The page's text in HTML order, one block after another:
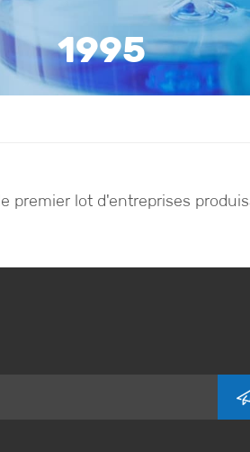
1995
premier lot d'entreprises